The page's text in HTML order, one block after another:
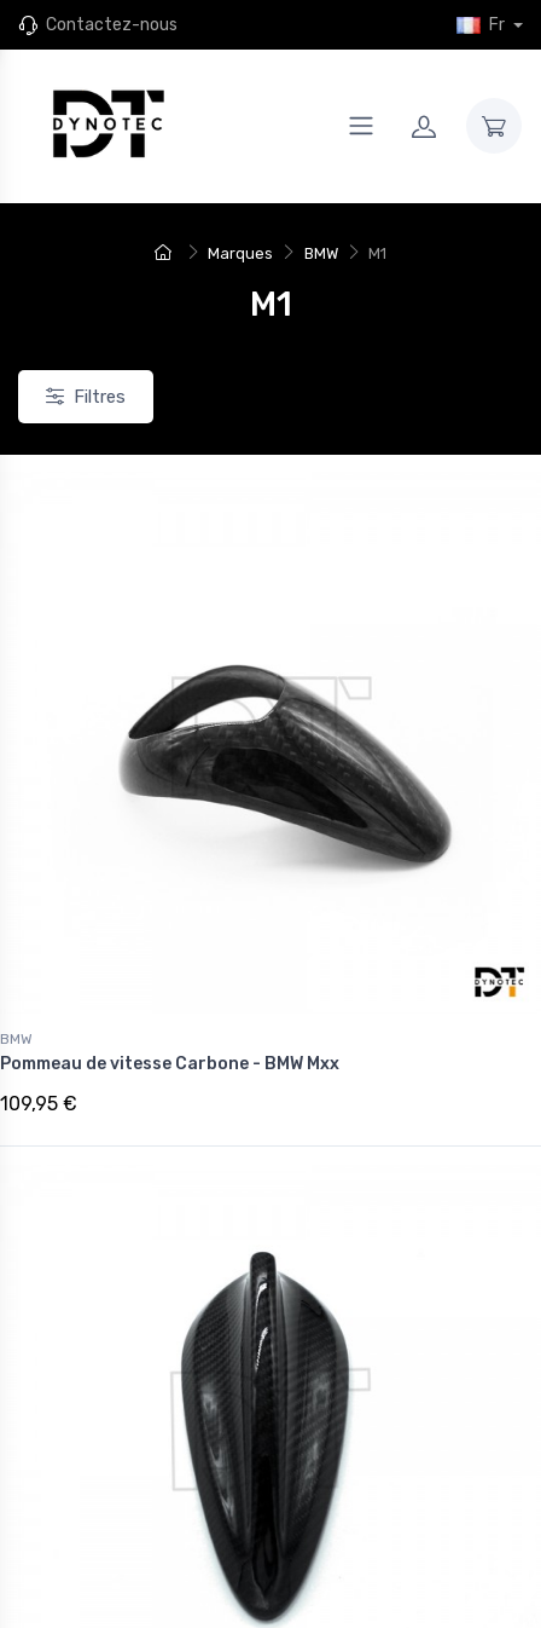
Contactez-nous Fr
Marques BMW M1
M1
Filtres
BMW
Pommeau de vitesse Carbone - BMW Mxx
109,95 €